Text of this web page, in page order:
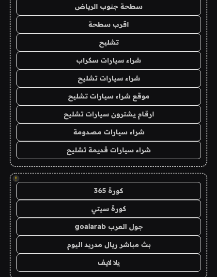
سطحة جنوب الرياض
اقرب سطحة
تشليح
شراء سيارات سكراب
شراء سيارات تشليح
موقع شراء سيارات تشليح
ارقام يشترون سيارات تشليح
شراء سيارات مصدومة
شراء سيارات قديمة تشليح
!
كورة 365
كورة سيتي
جول العرب goalarab
بث مباشر ريال مدريد اليوم
يلا لايف